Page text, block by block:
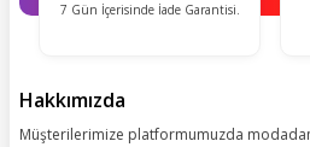
7 Gün İçerisinde İade Garantisi.
Hakkımızda
Müşterilerimize platformumuzda